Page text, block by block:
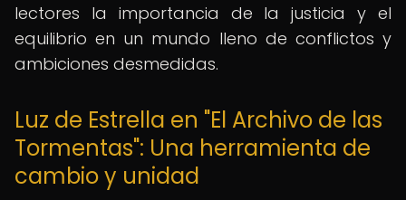
lectores la importancia de la justicia y el
equilibrio en un mundo lleno de conflictos y
ambiciones desmedidas.
Luz de Estrella en "El Archivo de las
Tormentas": Una herramienta de
cambio y unidad